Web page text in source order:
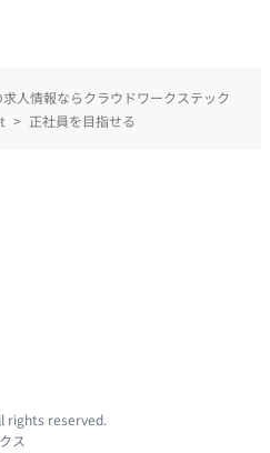
人情報ならクラウドワークステック
> 正社員を目指せる
rights reserved.
ス